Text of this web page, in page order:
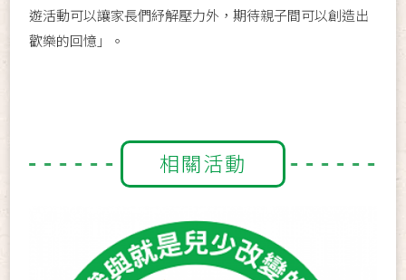
遊活動可以讓家長們紓解壓力外，期待親子間可以創造出
歡樂的回憶」。
相關活動